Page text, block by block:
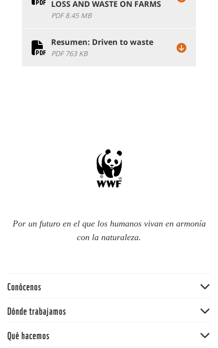
LOSS AND WASTE ON FARMS
PDF 8.45 MB
Resumen: Driven to waste
PDF 763 KB
Por un futuro en el que los humanos vivan en armonía
con la naturaleza.
Conócenos
60 aniversario
Nuestras políticas
Dónde trabajamos
Andes
Qué hacemos